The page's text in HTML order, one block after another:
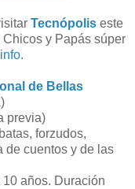
Tecnópolis este
y Papás súper
.
de Bellas
previa)
forzudos,
de cuentos y de las
años. Duración